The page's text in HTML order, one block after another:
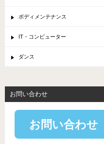
ボディメンテナンス
IT・コンピューター
ダンス
お問い合わせ
お問い合わせ